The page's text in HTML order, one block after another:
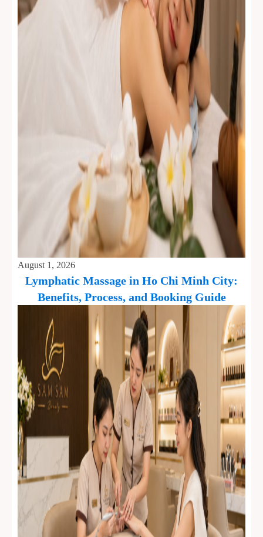
August 1, 2026
Lymphatic Massage in Ho Chi Minh City:
Benefits, Process, and Booking Guide